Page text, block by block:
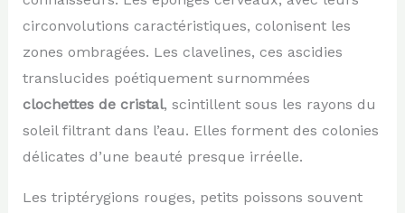
circonvolutions caractéristiques, colonisent les
zones ombragées. Les clavelines, ces ascidies
translucides poétiquement surnommées
clochettes de cristal, scintillent sous les rayons du
soleil filtrant dans l’eau. Elles forment des colonies
délicates d’une beauté presque irréelle.
Les triptérygions rouges, petits poissons souvent